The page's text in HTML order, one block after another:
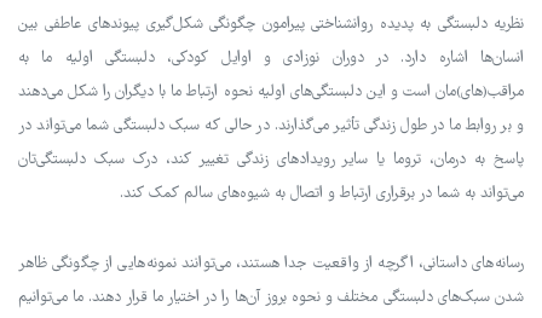
نظریه دلبستگی به پدیده روانشناختی پیرامون چگونگی شکل‌گیری پیوندهای عاطفی بین
انسان‌ها اشاره دارد. در دوران نوزادی و اوایل کودکی، دلبستگی اولیه ما به
مراقب(های)مان است و این دلبستگی‌های اولیه نحوه ارتباط ما با دیگران را شکل می‌دهند
و بر روابط ما در طول زندگی تأثیر می‌گذارند. در حالی که سبک دلبستگی شما می‌تواند در
پاسخ به درمان، تروما یا سایر رویدادهای زندگی تغییر کند، درک سبک دلبستگی‌تان
می‌تواند به شما در برقراری ارتباط و اتصال به شیوه‌های سالم کمک کند.
رسانه‌های داستانی، اگرچه از واقعیت جدا هستند، می‌توانند نمونه‌هایی از چگونگی ظاهر
شدن سبک‌های دلبستگی مختلف و نحوه بروز آن‌ها را در اختیار ما قرار دهند. ما می‌توانیم